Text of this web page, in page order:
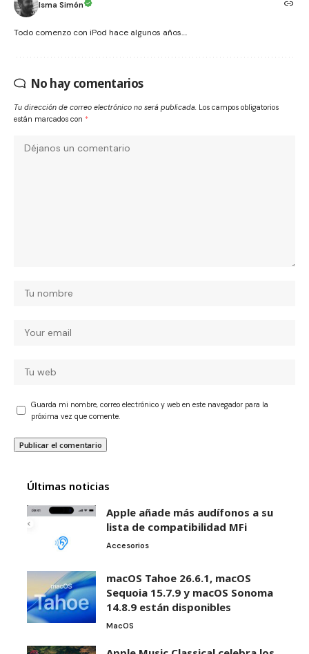
Isma Simón
Todo comenzo con iPod hace algunos años....
No hay comentarios
Tu dirección de correo electrónico no será publicada. Los campos obligatorios
están marcados con *
Guarda mi nombre, correo electrónico y web en este navegador para la
próxima vez que comente.
Últimas noticias
Apple añade más audífonos a su
lista de compatibilidad MFi
Accesorios
macOS Tahoe 26.6.1, macOS
Sequoia 15.7.9 y macOS Sonoma
14.8.9 están disponibles
MacOS